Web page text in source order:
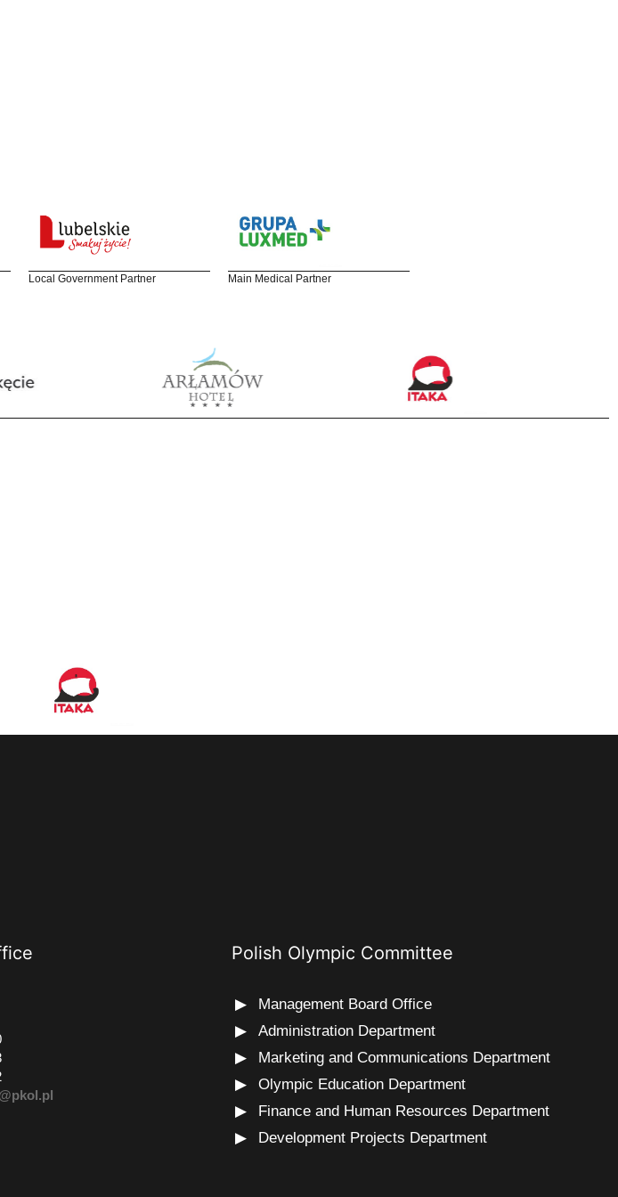
Local Government Partner Main Medical Partner
Polish Olympic Committee
Management Board Office
Administration Department
Marketing and Communications Department
Olympic Education Department
Finance and Human Resources Department
Development Projects Department